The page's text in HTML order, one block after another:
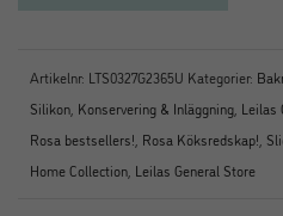
Artikelnr: LTS0327G2365U Kategorier:
Silikon Konservering & Inläggning Leilas
Rosa bestsellers! Rosa Köksredskap!
Home Collection Leilas General Store